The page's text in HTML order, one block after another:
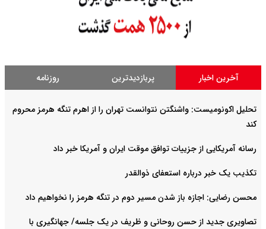
آخرین اخبار پربازدیدترین روزنامه
تحلیل اکونومیست: واشنگتن نتوانست تهران را از اهرم تنگه هرمز محروم
کند
رسانه آمریکایی از جزییات توافق موقت ایران و آمریکا خبر داد
تکذیب یک خبر درباره استعفای ذوالقدر
محسن رضایی: اجازه باز شدن مسیر دوم در تنگه هرمز را نخواهیم داد
تصاویری جدید از حسن روحانی و ظریف در یک جلسه/ جهانگیری با